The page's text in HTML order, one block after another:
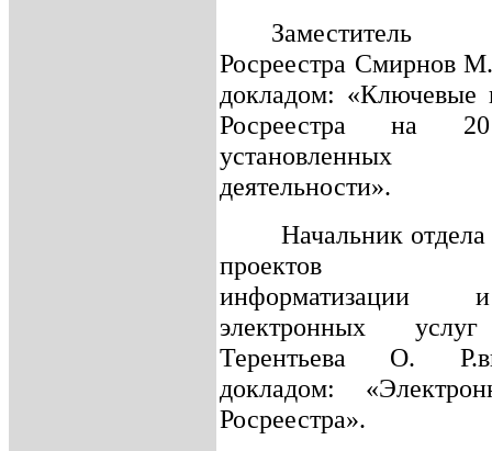
Заместитель
Росреестра Смирнов
докладом: «Ключевые
Росреестра на
деятельности».
Начальник отдела
проектов
информатизации
электронных
Терентьева О.
докладом:
Росреестра».